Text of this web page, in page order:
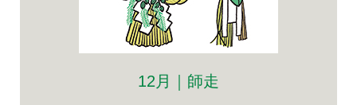
12月｜師走